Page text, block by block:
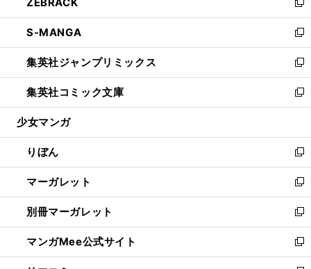
で
開
く
ド
ウ
で
開
く
ィ
ン
ド
ウ
で
開
く
い
ウ
ィ
ン
ド
ウ
で
開
新
し
い
ウ
ィ
ン
ド
ウ
開
く
S-MANGA
新
し
い
ウ
ィ
ン
ウ
で
開
く
集英社ジャンプリミックス
新
し
い
ウ
ン
ド
ウ
で
開
く
集英社コミック文庫
新
し
ウ
ィ
ン
ド
ウ
で
開
く
少女マンガ
りぼん
新
し
い
ウ
ィ
ン
ド
ウ
マーガレット
新
し
い
ウ
ィ
ン
別冊マーガレット
新
し
い
ウ
マンガMee公式サイト
新
し